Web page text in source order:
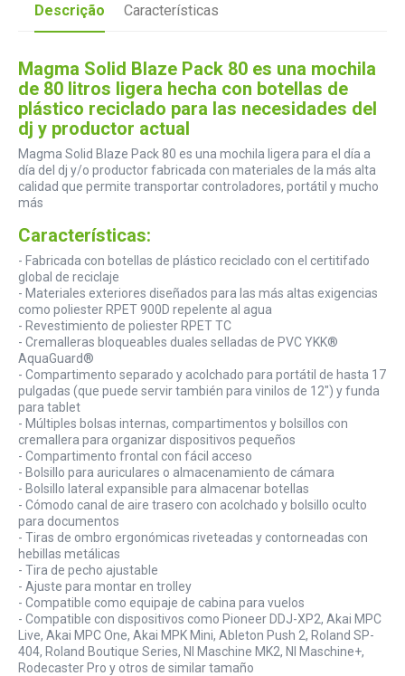
Descrição Características
Magma Solid Blaze Pack 80 es una mochila
de 80 litros ligera hecha con botellas de
plástico reciclado para las necesidades del
dj y productor actual
Magma Solid Blaze Pack 80 es una mochila ligera para el día a
día del dj y/o productor fabricada con materiales de la más alta
calidad que permite transportar controladores, portátil y mucho
más
Características:
- Fabricada con botellas de plástico reciclado con el certitifado
global de reciclaje
- Materiales exteriores diseñados para las más altas exigencias
como poliester RPET 900D repelente al agua
- Revestimiento de poliester RPET TC
- Cremalleras bloqueables duales selladas de PVC YKK®
AquaGuard®
- Compartimento separado y acolchado para portátil de hasta 17
pulgadas (que puede servir también para vinilos de 12") y funda
para tablet
- Múltiples bolsas internas, compartimentos y bolsillos con
cremallera para organizar dispositivos pequeños
- Compartimento frontal con fácil acceso
- Bolsillo para auriculares o almacenamiento de cámara
- Bolsillo lateral expansible para almacenar botellas
- Cómodo canal de aire trasero con acolchado y bolsillo oculto
para documentos
- Tiras de ombro ergonómicas riveteadas y contorneadas con
hebillas metálicas
- Tira de pecho ajustable
- Ajuste para montar en trolley
- Compatible como equipaje de cabina para vuelos
- Compatible con dispositivos como Pioneer DDJ-XP2, Akai MPC
Live, Akai MPC One, Akai MPK Mini, Ableton Push 2, Roland SP-
404, Roland Boutique Series, NI Maschine MK2, NI Maschine+,
Rodecaster Pro y otros de similar tamaño